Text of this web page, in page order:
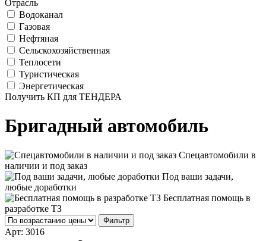
Отрасль
Водоканал
Газовая
Нефтяная
Сельскохозяйственная
Теплосети
Туристическая
Энергетическая
Получить КП для ТЕНДЕРА
Бригадный автомобиль
Спецавтомобили в
наличии и под заказ
Под ваши задачи,
любые доработки
Бесплатная помощь в
разработке ТЗ
Фильтр
Арт: 3016